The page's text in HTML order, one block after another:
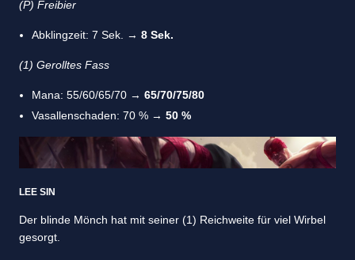
(P) Freibier
Abklingzeit: 7 Sek. → 8 Sek.
(1) Gerolltes Fass
Mana: 55/60/65/70 → 65/70/75/80
Vasallenschaden: 70 % → 50 %
LEE SIN
Der blinde Mönch hat mit seiner (1) Reichweite für viel Wirbel
gesorgt.